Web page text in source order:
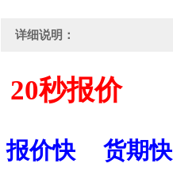
详细说明：
20秒报价
报价快 货期快